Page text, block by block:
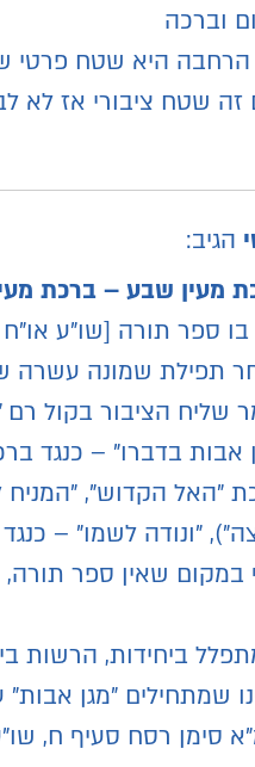
וברכה
היא שטח פרטי
זה שטח ציבורי אז לא
הגיב:
מעין שבע – ברכת
בו ספר תורה [שו"ע
תפילת שמונה עשרה של
שליח הציבור בקול
אבות בדברו" – כנגד
"האל הקדוש", "המניח
"ונודה לשמו" –
במקום שאין ספר
ביחידות, הרשות
שמתחילים "מגן
סימן רסח סעיף ח,